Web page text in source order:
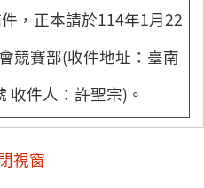
，正本請於114年1月22
競賽部(收件地址：臺南
收件人：許聖宗)。
視窗